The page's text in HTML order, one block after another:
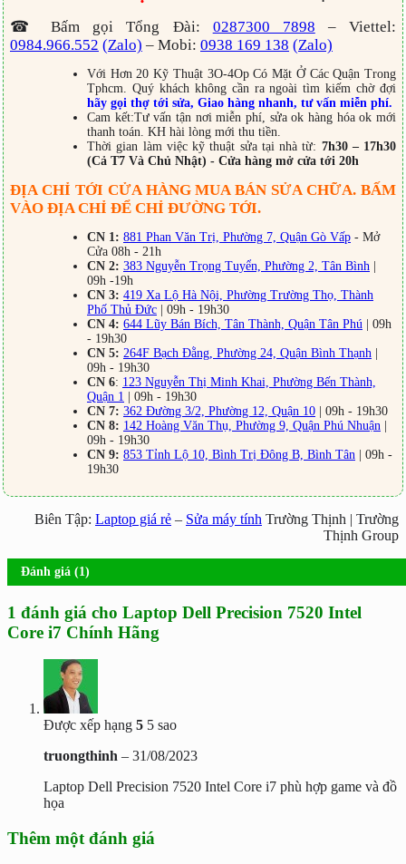
☎ Bấm gọi Tổng Đài: 0287300 7898 – Viettel:
0984.966.552 (Zalo) – Mobi: 0938 169 138 (Zalo)
Với Hơn 20 Kỹ Thuật 3O-4Op Có Mặt Ở Các Quận Trong
Tphcm. Quý khách không cần ra ngoài tìm kiếm chờ đợi
hãy gọi thợ tới sửa, Giao hàng nhanh, tư vấn miễn phí.
Cam kết:Tư vấn tận nơi miễn phí, sửa ok hàng hóa ok mới
thanh toán. KH hài lòng mới thu tiền.
Thời gian làm việc kỹ thuật sửa tại nhà từ: 7h30 – 17h30
(Cả T7 Và Chủ Nhật) - Cửa hàng mở cửa tới 20h
ĐỊA CHỈ TỚI CỬA HÀNG MUA BÁN SỬA CHỮA. BẤM
VÀO ĐỊA CHỈ ĐỂ CHỈ ĐƯỜNG TỚI.
CN 1: 881 Phan Văn Trị, Phường 7, Quận Gò Vấp - Mở
Cửa 08h - 21h
CN 2: 383 Nguyễn Trọng Tuyển, Phường 2, Tân Bình
09h -19h
CN 3: 419 Xa Lộ Hà Nội, Phường Trường Thọ, Thành
Phố Thủ Đức | 09h - 19h30
CN 4: 644 Lũy Bán Bích, Tân Thành, Quận Tân Phú | 09h
- 19h30
CN 5: 264F Bạch Đằng, Phường 24, Quận Bình Thạnh
09h - 19h30
CN 6: 123 Nguyễn Thị Minh Khai, Phường Bến Thành,
Quận 1
| 09h - 19h30
CN 7: 362 Đường 3/2, Phường 12, Quận 10 | 09h - 19h30
CN 8: 142 Hoàng Văn Thụ, Phường 9, Quận Phú Nhuận
09h - 19h30
CN 9: 853 Tỉnh Lộ 10, Bình Trị Đông B, Bình Tân | 09h -
19h30
Biên Tập: Laptop giá rẻ – Sửa máy tính Trường Thịnh | Trường
Thịnh Group
Đánh giá (1)
1 đánh giá cho Laptop Dell Precision 7520 Intel
Core i7 Chính Hãng
Được xếp hạng 5 5 sao
truongthinh – 31/08/2023
Laptop Dell Precision 7520 Intel Core i7 phù hợp game và đồ
họa
Thêm một đánh giá